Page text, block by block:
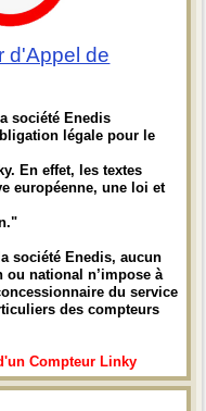
d'Appel de
société Enedis
légale pour le
En effet, les textes
européenne, une loi et
société Enedis, aucun
ou national n’impose à
du service
des compteurs
Compteur Linky